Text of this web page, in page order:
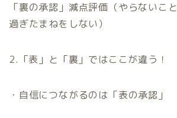
「裏の承認」減点評価（やらないこ
過ぎたまねをしない）
2.「表」と「裏」ではここが違う！
・自信につながるのは「表の承認」